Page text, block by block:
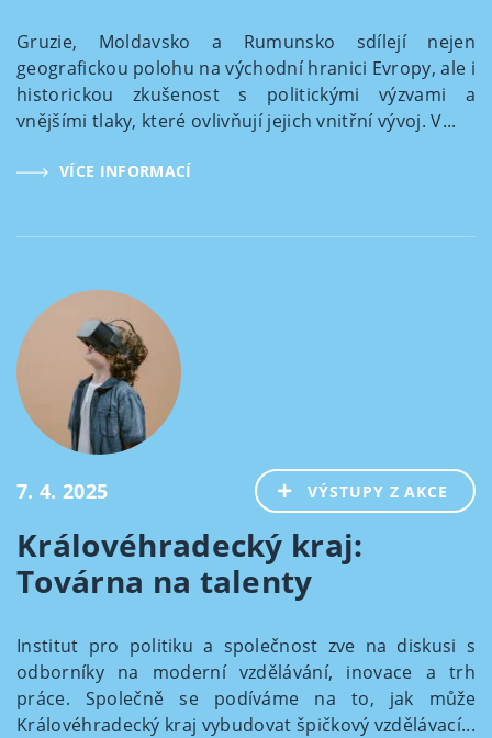
Gruzie, Moldavsko a Rumunsko sdílejí nejen
geografickou polohu na východní hranici Evropy, ale i
historickou zkušenost s politickými výzvami a
vnějšími tlaky, které ovlivňují jejich vnitřní vývoj. V...
VÍCE INFORMACÍ
7. 4. 2025 VÝSTUPY Z AKCE
Královéhradecký kraj:
Továrna na talenty
Institut pro politiku a společnost zve na diskusi s
odborníky na moderní vzdělávání, inovace a trh
práce. Společně se podíváme na to, jak může
Královéhradecký kraj vybudovat špičkový vzdělávací...